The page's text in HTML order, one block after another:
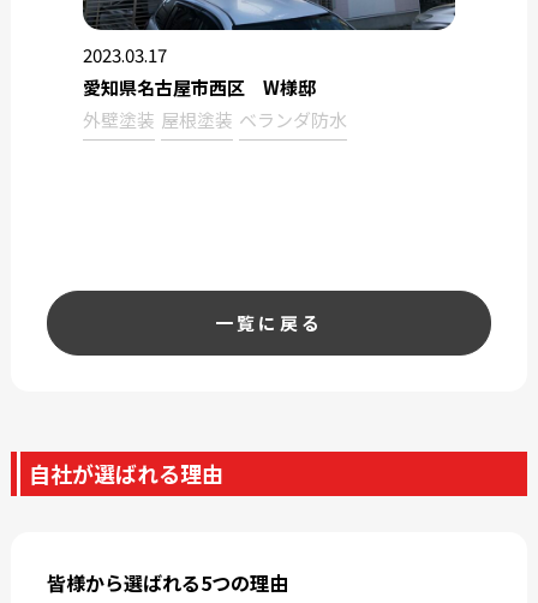
2023.03.17
愛知県名古屋市西区 W様邸
外壁塗装 屋根塗装 ベランダ防水
一覧に戻る
自社が選ばれる理由
皆様から選ばれる5つの理由